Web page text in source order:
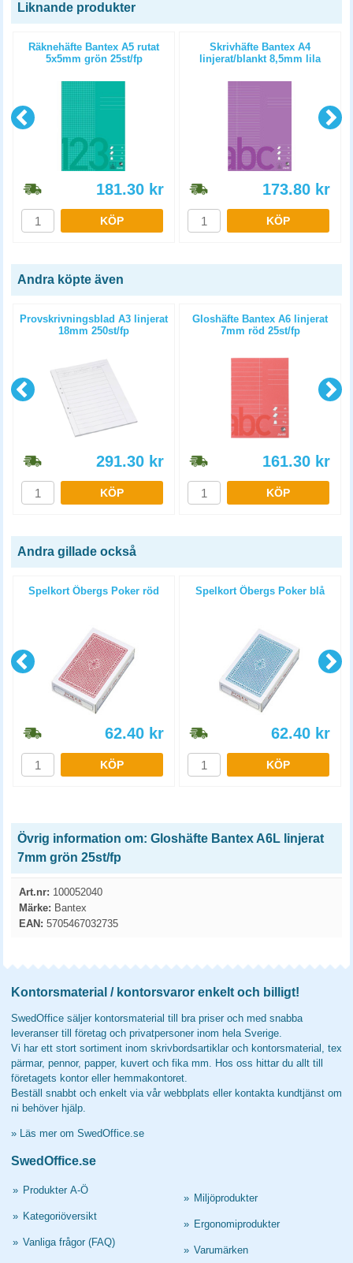
Liknande produkter
Räknehäfte Bantex A5 rutat
5x5mm grön 25st/fp
181.30 kr
KÖP
Skrivhäfte Bantex A4
linjerat/blankt 8,5mm lila
173.80 kr
KÖP
Andra köpte även
Provskrivningsblad A3 linjerat
18mm 250st/fp
291.30 kr
KÖP
Gloshäfte Bantex A6 linjerat
7mm röd 25st/fp
161.30 kr
KÖP
Andra gillade också
Spelkort Öbergs Poker röd
62.40 kr
KÖP
Spelkort Öbergs Poker blå
62.40 kr
KÖP
Övrig information om: Gloshäfte Bantex A6L linjerat
7mm grön 25st/fp
Art.nr: 100052040
Märke: Bantex
EAN: 5705467032735
Kontorsmaterial / kontorsvaror enkelt och billigt!
SwedOffice säljer kontorsmaterial till bra priser och med snabba
leveranser till företag och privatpersoner inom hela Sverige.
Vi har ett stort sortiment inom skrivbordsartiklar och kontorsmaterial, tex
pärmar, pennor, papper, kuvert och fika mm. Hos oss hittar du allt till
företagets kontor eller hemmakontoret.
Beställ snabbt och enkelt via vår webbplats eller kontakta kundtjänst om
ni behöver hjälp.
» Läs mer om SwedOffice.se
SwedOffice.se
» Produkter A-Ö
» Kategoriöversikt
» Vanliga frågor (FAQ)
» Miljöprodukter
» Ergonomiprodukter
» Varumärken